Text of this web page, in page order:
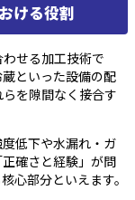
ける役割
せる加工技術で
といった設備の配
を隙間なく接合す
低下や水漏れ・ガ
確さと経験」が問
心部分といえます。